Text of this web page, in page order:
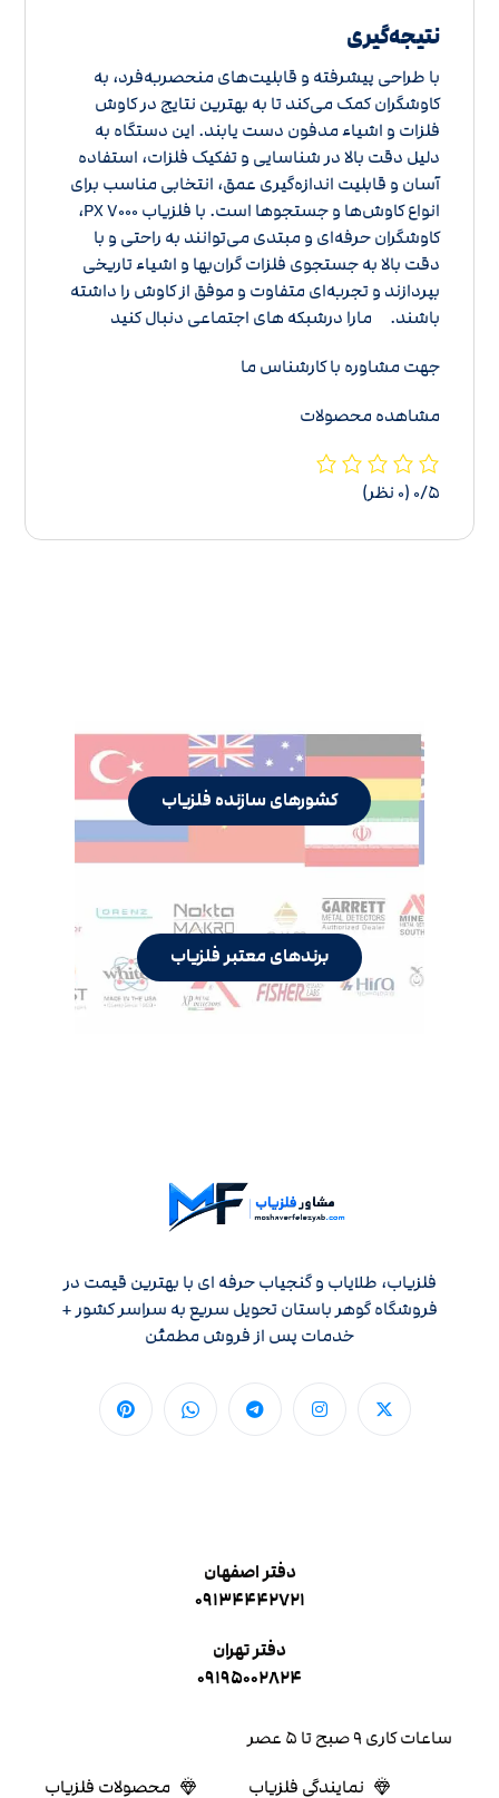
نتیجه‌گیری
با طراحی پیشرفته و قابلیت‌های منحصربه‌فرد، به
کاوشگران کمک می‌کند تا به بهترین نتایج در کاوش
فلزات و اشیاء مدفون دست یابند. این دستگاه به
دلیل دقت بالا در شناسایی و تفکیک فلزات، استفاده
آسان و قابلیت اندازه‌گیری عمق، انتخابی مناسب برای
انواع کاوش‌ها و جستجوها است. با فلزیاب PX ۷۰۰۰،
کاوشگران حرفه‌ای و مبتدی می‌توانند به راحتی و با
دقت بالا به جستجوی فلزات گران‌بها و اشیاء تاریخی
بپردازند و تجربه‌ای متفاوت و موفق از کاوش را داشته
باشند. مارا درشبکه های اجتماعی دنبال کنید
جهت مشاوره با کارشناس ما
مشاهده محصولات
‫۰/۵ ‫(۰ نظر)
کشورهای سازنده فلزیاب
برندهای معتبر فلزیاب
فلزیاب، طلایاب و گنجیاب حرفه ای با بهترین قیمت در
فروشگاه گوهر باستان تحویل سریع به سراسر کشور +
خدمات پس از فروش مطمئن
دفتر اصفهان
۰۹۱۳۴۴۴۲۷۲۱
دفتر تهران
۰۹۱۹۵۰۰۲۸۲۴
ساعات کاری ۹ صبح تا ۵ عصر
نمایندگی فلزیاب
محصولات فلزیاب